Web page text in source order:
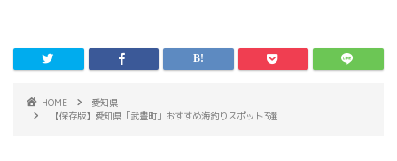
HOME
愛知県
【保存版】愛知県「武豊町」おすすめ海釣りスポット3選